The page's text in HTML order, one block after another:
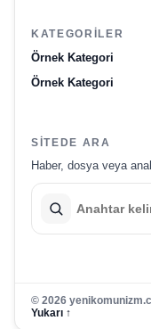
KATEGORILER
Örnek Kategori
Örnek Kategori
SITEDE ARA
Haber, dosya veya
© 2026
Yukarı ↑